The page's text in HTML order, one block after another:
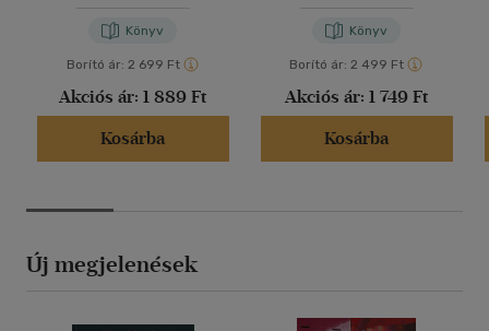
Könyv
Borító ár: 2 699 Ft
Akciós ár: 1 889 Ft
Kosárba
Könyv
Borító ár: 2 499 Ft
Akciós ár: 1 749 Ft
Kosárba
Új megjelenések